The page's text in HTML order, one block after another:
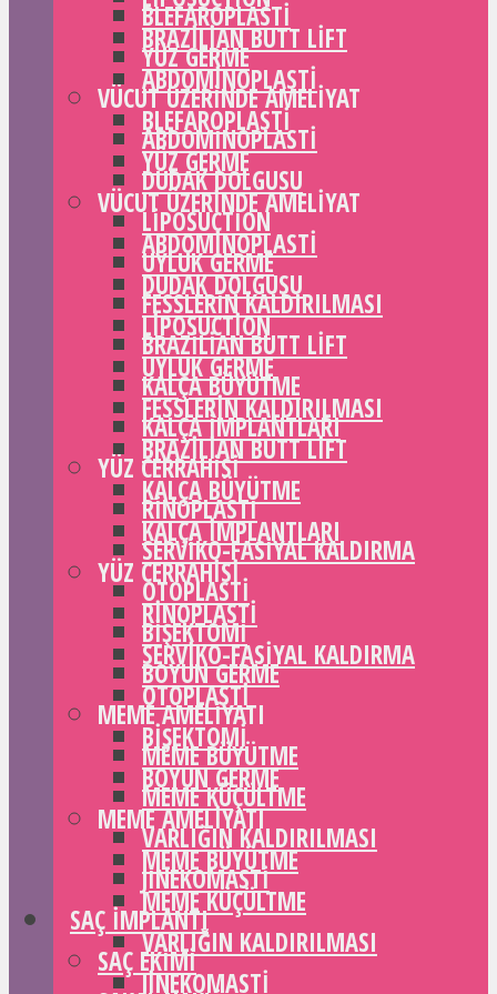
BLEFAROPLASTI
YÜZ GERME
VÜCUT ÜZERINDE AMELIYAT
ABDOMINOPLASTI
DUDAK DOLGUSU
LIPOSUCTION
UYLUK GERME
FESSLERIN KALDIRILMASI
BRAZILIAN BUTT LIFT
KALÇA BÜYÜTME
KALÇA IMPLANTLARI
YÜZ CERRAHISI
RINOPLASTI
SERVIKO-FASIYAL KALDIRMA
OTOPLASTI
BIŞEKTOMI
BOYUN GERME
MEME AMELIYATI
MEME BÜYÜTME
MEME KÜÇÜLTME
VARLIĞIN KALDIRILMASI
JINEKOMASTI
SAÇ IMPLANTI
SAÇ EKIMI
BRAZILIAN BUTT LIFT
ABDOMINOPLASTI
BLEFAROPLASTI
YÜZ GERME
VÜCUT ÜZERINDE AMELIYAT
ABDOMINOPLASTI
DUDAK DOLGUSU
LIPOSUCTION
UYLUK GERME
FESSLERIN KALDIRILMASI
BRAZILIAN BUTT LIFT
KALÇA BÜYÜTME
KALÇA IMPLANTLARI
YÜZ CERRAHISI
RINOPLASTI
SERVIKO-FASIYAL KALDIRMA
OTOPLASTI
BIŞEKTOMI
BOYUN GERME
MEME AMELIYATI
MEME BÜYÜTME
MEME KÜÇÜLTME
VARLIĞIN KALDIRILMASI
JINEKOMASTI